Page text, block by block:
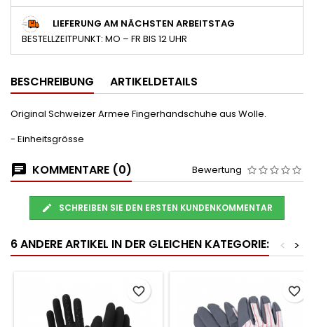
LIEFERUNG AM NÄCHSTEN ARBEITSTAG
BESTELLZEITPUNKT: MO – FR BIS 12 UHR
BESCHREIBUNG ARTIKELDETAILS
Original Schweizer Armee Fingerhandschuhe aus Wolle.
- Einheitsgrösse
KOMMENTARE (0) Bewertung
SCHREIBEN SIE DEN ERSTEN KUNDENKOMMENTAR
6 ANDERE ARTIKEL IN DER GLEICHEN KATEGORIE: >
<
favorite_border favorite_border